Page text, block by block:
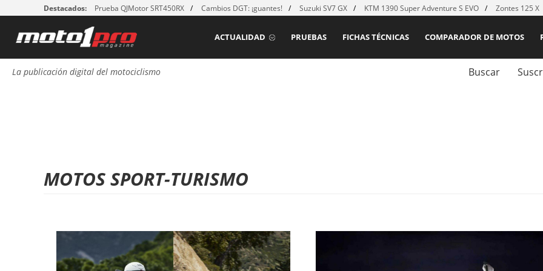
Destacados: Prueba QJMotor SRT450RX Cambios DGT: ¡guantes! Suzuki SV7 GX KTM 1390 Super Adventure S EVO Zontes 125 X
COMPARADOR DE MOTOS
FICHAS TÉCNICAS
PRUEBAS
ACTUALIDAD
La publicación digital del motociclismo Buscar
MOTOS SPORT-TURISMO